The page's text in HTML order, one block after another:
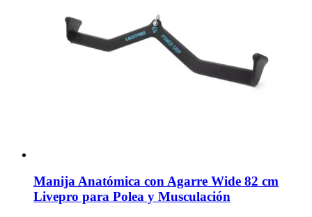
Manija Anatómica con Agarre Wide 82 cm
Livepro para Polea y Musculación